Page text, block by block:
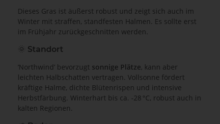
Dieses Gras ist äußerst robust und zeigt sich auch im
Winter mit straffen, standfesten Halmen. Es sollte erst
im Frühjahr zurückgeschnitten werden.
🌞 Standort
‘Northwind’ bevorzugt sonnige Plätze, kann aber
leichten Halbschatten vertragen. Vollsonne fördert
kräftige Halme, dichte Blütenrispen und intensive
Herbstfärbung. Winterhart bis ca. ‑28 °C, robust auch in
kalten Regionen.